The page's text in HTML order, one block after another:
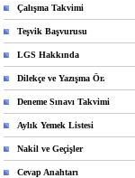
Çalışma Takvimi
Teşvik Başvurusu
LGS Hakkında
Dilekçe ve Yazışma Ör.
Deneme Sınavı Takvimi
Aylık Yemek Listesi
Nakil ve Geçişler
Cevap Anahtarı